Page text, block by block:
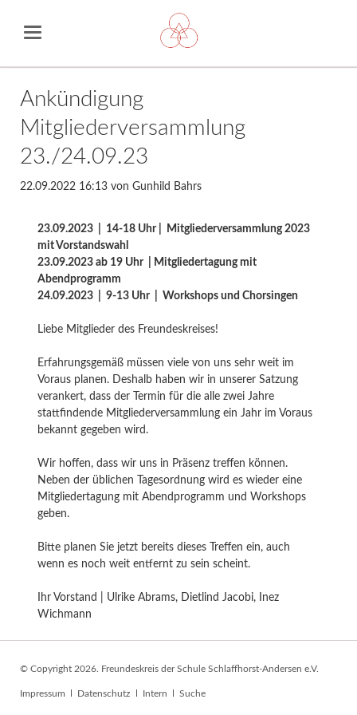
Ankündigung
Mitgliederversammlung
23./24.09.23
22.09.2022 16:13von Gunhild Bahrs
23.09.2023 | 14-18 Uhr | Mitgliederversammlung 2023
mit Vorstandswahl
23.09.2023 ab 19 Uhr | Mitgliedertagung mit
Abendprogramm
24.09.2023 | 9-13 Uhr | Workshops und Chorsingen
Liebe Mitglieder des Freundeskreises!
Erfahrungsgemäß müssen viele von uns sehr weit im
Voraus planen. Deshalb haben wir in unserer Satzung
verankert, dass der Termin für die alle zwei Jahre
stattfindende Mitgliederversammlung ein Jahr im Voraus
bekannt gegeben wird.
Wir hoffen, dass wir uns in Präsenz treffen können.
Neben der üblichen Tagesordnung wird es wieder eine
Mitgliedertagung mit Abendprogramm und Workshops
geben.
Bitte planen Sie jetzt bereits dieses Treffen ein, auch
wenn es noch weit entfernt zu sein scheint.
Ihr Vorstand | Ulrike Abrams, Dietlind Jacobi, Inez
Wichmann
© Copyright 2026. Freundeskreis der Schule Schlaffhorst-Andersen e.V.
Navigation
Impressum Datenschutz Intern Suche